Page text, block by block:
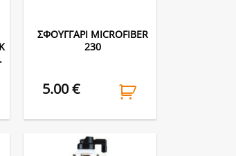
ΣΦΟΥΓΓΑΡΙ MICROFIBER
230
5.00€